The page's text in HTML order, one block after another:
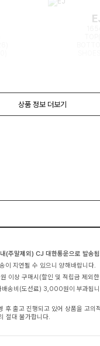
상품 정보 더보기
(주말제외) CJ 대한통운으로 발송됩
이 지연될 수 있으니 양해바랍니다.
이상 구매시(할인 및 적립금 제외
배송비(도선료) 3,000원이 부과됩
후 출고 진행되고 있어 상품을 고의
절대 불가합니다.